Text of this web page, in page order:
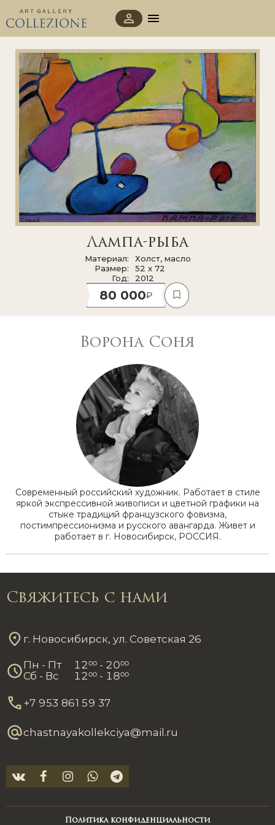
Лампа-рыба
Материал
Холст, масло
Размер
52 x 72
Год
2012
80 000
Ворона Соня
Современный российский художник. Работает в стиле
яркой экспрессивной живописи и цветной графики на
стыке традиций французского фовизма,
постимпрессионизма и русского авангарда. Живет и
работает в г. Новосибирск, РОССИЯ.
Свяжитесь с нами
г. Новосибирск, ул. Советская 26
Пн - Пт 1200 - 2000
Сб - Вс
1200 - 1800
+7 953 861 59 37
chastnayakollekciya@mail.ru
Политика конфиденциальности